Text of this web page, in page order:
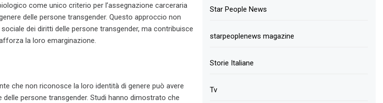
come unico criterio per l’assegnazione carceraria
delle persone transgender. Questo approccio non
dei diritti delle persone transgender, ma contribuisce
la loro emarginazione.
che non riconosce la loro identità di genere può avere
persone transgender. Studi hanno dimostrato che
Star People News
starpeoplenews magazine
Storie Italiane
Tv